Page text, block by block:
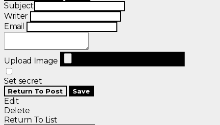
Subject
Writer
Email
Upload Image
Set secret
Return To Post Save
Edit
Delete
Return To List